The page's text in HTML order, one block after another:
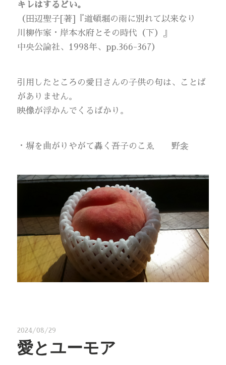
キレはするどい。
（田辺聖子[著]『道頓堀の雨に別れて以来なり
川柳作家・岸本水府とその時代（下）』
中央公論社、1998年、pp.366-367）
引用したところの愛日さんの子供の句は、ことば
がありません。
映像が浮かんでくるばかり。
・塀を曲がりやがて轟く吾子のこゑ 野衾
2024/08/29
愛とユーモア